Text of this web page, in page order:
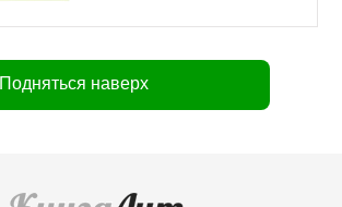
Подняться наверх